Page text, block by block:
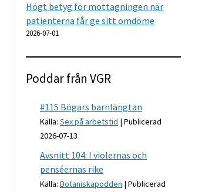
Högt betyg för mottagningen när
patienterna får ge sitt omdöme
2026-07-01
Poddar från VGR
#115 Bögars barnlängtan
Källa:Sex på arbetstid
Publicerad
2026-07-13
Avsnitt 104: I violernas och
penséernas rike
Källa:Botaniskapodden
Publicerad